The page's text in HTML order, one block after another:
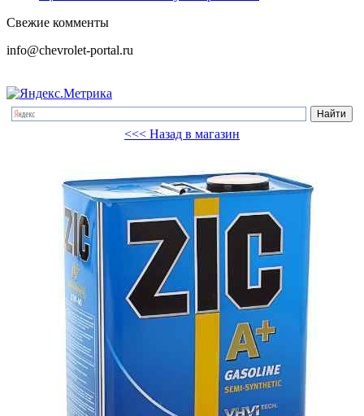
Свежие комменты
info@chevrolet-portal.ru
<<< Назад в магазин